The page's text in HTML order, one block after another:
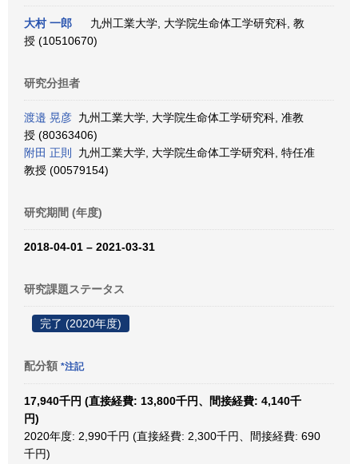
大村 一郎
九州工業大学, 大学院生命体工学研究科, 教
授 (10510670)
研究分担者
渡邉 晃彦 九州工業大学, 大学院生命体工学研究科, 准教
授 (80363406)
附田 正則
九州工業大学, 大学院生命体工学研究科, 特任准
教授 (00579154)
研究期間 (年度)
2018-04-01 – 2021-03-31
研究課題ステータス
完了 (2020年度)
配分額 *注記
17,940千円 (直接経費: 13,800千円、間接経費: 4,140千
円)
2020年度: 2,990千円 (直接経費: 2,300千円、間接経費: 690
千円)